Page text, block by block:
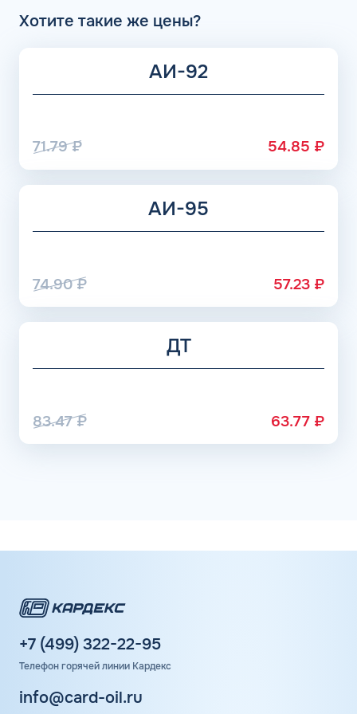
Хотите такие же цены?
АИ-92
71.79₽ 54.85 ₽
АИ-95
74.90₽ 57.23 ₽
ДТ
83.47₽ 63.77 ₽
+7 (499) 322-22-95
Телефон горячей линии Кардекс
info@card-oil.ru